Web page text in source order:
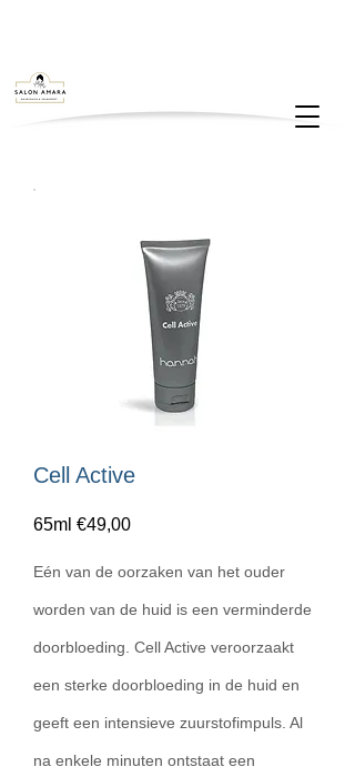
Cell Active
65ml €49,00
Eén van de oorzaken van het ouder
worden van de huid is een verminderde
doorbloeding. Cell Active veroorzaakt
een sterke doorbloeding in de huid en
geeft een intensieve zuurstofimpuls. Al
na enkele minuten ontstaat een